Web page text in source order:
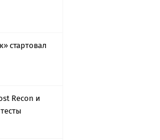
стартовал
Recon и